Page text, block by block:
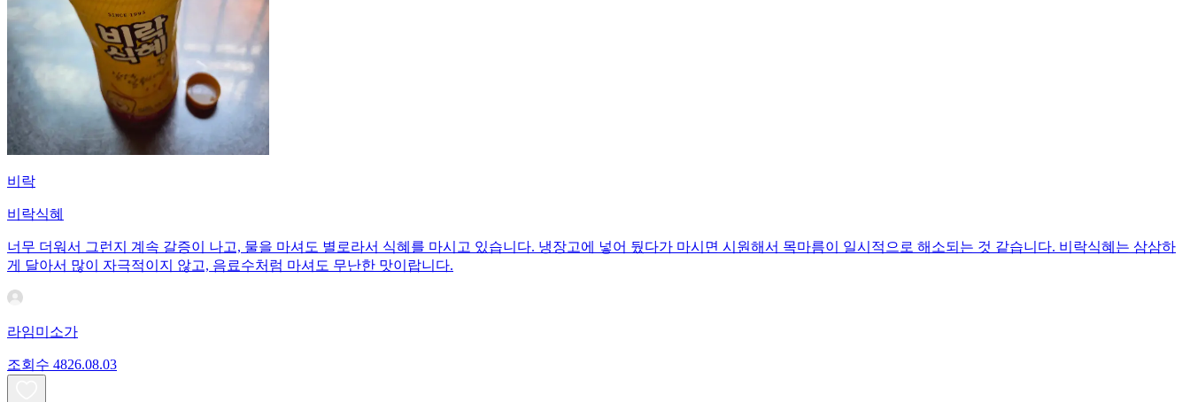
비락
비락식혜
너무 더워서 그런지 계속 갈증이 나고, 물을 마셔도 별로라서 식혜를 마시고 있습니다. 냉장고에 넣어 뒀다가 마시면 시원해서 목마름이 일시적으로 해소되는 것 같습니다. 비락식혜는 삼삼하
게 달아서 많이 자극적이지 않고, 음료수처럼 마셔도 무난한 맛이랍니다.
라임미소가
조회수 4826.08.03